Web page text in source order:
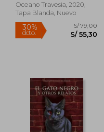
Oceano Travesia, 2020,
Tapa Blanda, Nuevo
30%
dcto. S/ 55,30